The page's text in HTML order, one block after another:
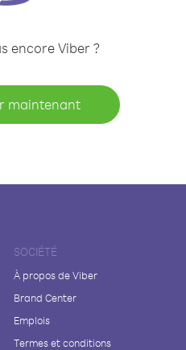
encore Viber ?
maintenant
SOCIÉTÉ
À propos de Viber
Brand Center
Emplois
Termes et conditions